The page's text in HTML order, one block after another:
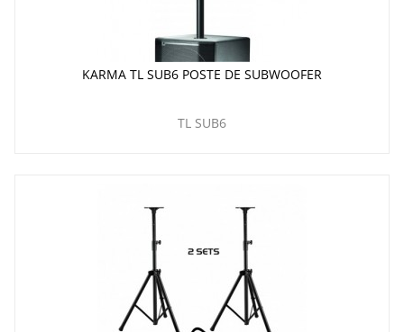
KARMA TL SUB6 POSTE DE SUBWOOFER
TL SUB6